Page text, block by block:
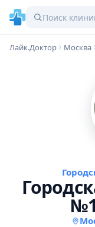
Лайк.Доктор Москва